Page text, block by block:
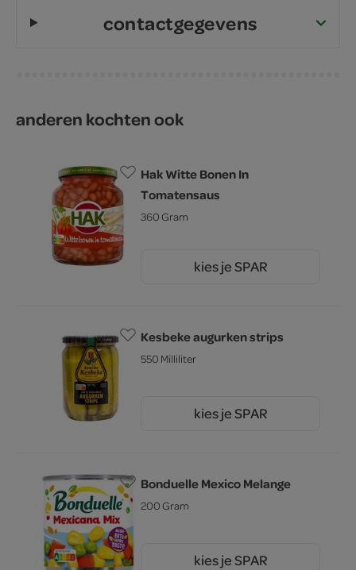
contactgegevens
anderen kochten ook
Hak Witte Bonen In
Tomatensaus
360 Gram
kies je SPAR
Kesbeke augurken strips
550 Milliliter
kies je SPAR
Bonduelle Mexico Melange
200 Gram
kies je SPAR